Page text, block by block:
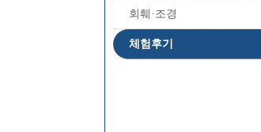
회훼·조경
체험후기